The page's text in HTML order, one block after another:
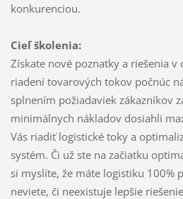
konkurenciou.
Cieľ školenia:
Získate nové poznatky a riešenia v
riadení tovarových tokov počnúc
splnením požiadaviek zákazníkov
minimálnych nákladov dosiahli
Vás riadiť logistické toky a
systém. Či už ste na začiatku
si myslíte, že máte logistiku 100%
neviete, či neexistuje lepšie